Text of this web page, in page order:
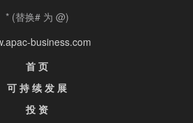
* (替换# 为 @)
business.com
首 页
可 持 续 发 展
投 资